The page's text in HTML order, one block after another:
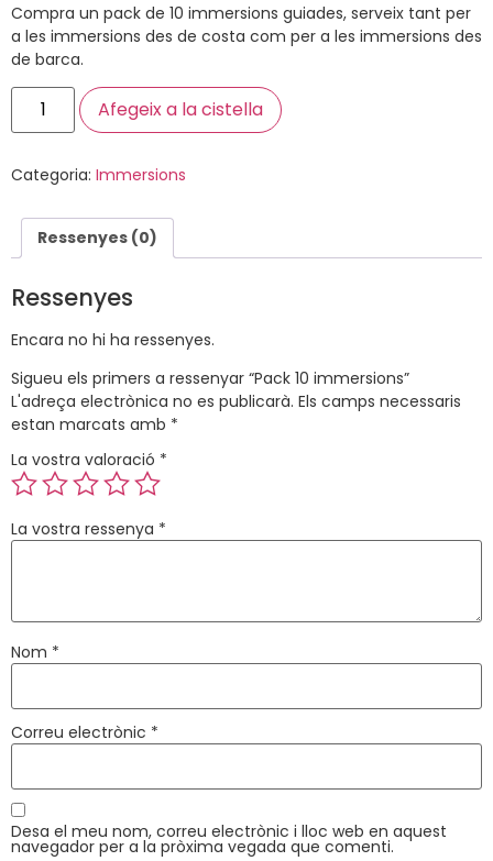
Compra un pack de 10 immersions guiades, serveix tant per
a les immersions des de costa com per a les immersions des
de barca.
Afegeix a la cistella
Categoria: Immersions
Ressenyes (0)
Ressenyes
Encara no hi ha ressenyes.
Sigueu els primers a ressenyar “Pack 10 immersions”
L'adreça electrònica no es publicarà. Els camps necessaris
estan marcats amb *
La vostra valoració *
La vostra ressenya *
Nom *
Correu electrònic *
Desa el meu nom, correu electrònic i lloc web en aquest
navegador per a la pròxima vegada que comenti.